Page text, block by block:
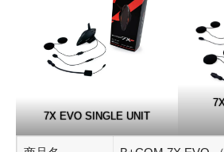
7X EVO SINGLE UNIT